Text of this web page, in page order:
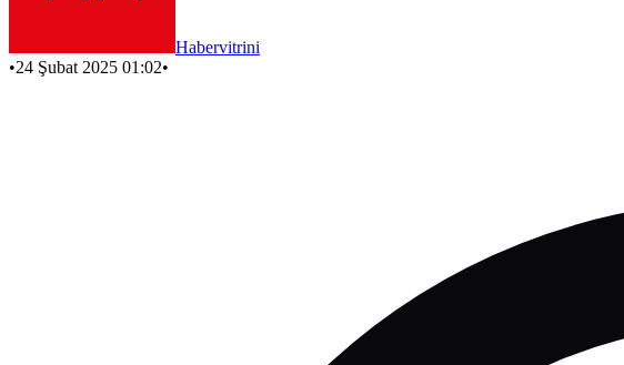
Habervitrini
•24 Şubat 2025 01:02•